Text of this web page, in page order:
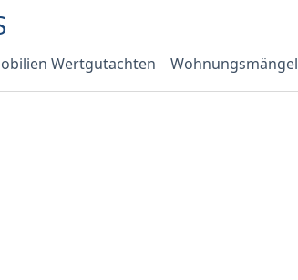
Wertgutachten Wohnungsmängel